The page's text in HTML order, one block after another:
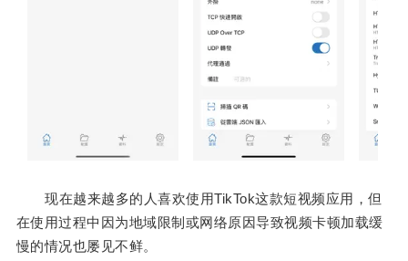
现在越来越多的人喜欢使用TikTok这款短视频应用，但
在使用过程中因为地域限制或网络原因导致视频卡顿加载缓
慢的情况也屡见不鲜。